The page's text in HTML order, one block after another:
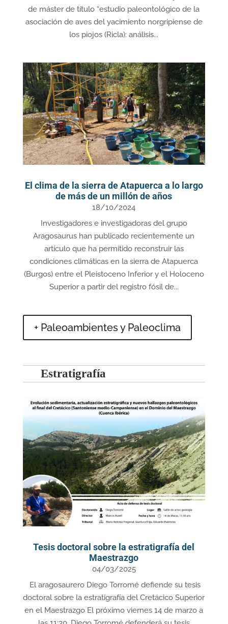
de máster de título “estudio paleontológico de la
asociación de aves del yacimiento norgripiense de
los piojos (Ricla): análisis...
El clima de la sierra de Atapuerca a lo largo
de más de un millón de años
18/10/2024
Investigadores e investigadoras del grupo
Aragosaurus han publicado recientemente un
artículo que ha permitido reconstruir las
condiciones climáticas en la sierra de Atapuerca
(Burgos) entre el Pleistoceno Inferior y el Holoceno
Superior a partir del registro fósil de...
+ Paleoambientes y Paleoclima
Estratigrafía
Tesis doctoral sobre la estratigrafía del
Maestrazgo
04/03/2025
El aragosaurero Diego Torromé defiende su tesis
doctoral sobre la estratigrafía del Cretácico Superior
en el Maestrazgo El próximo viernes 14 de marzo a